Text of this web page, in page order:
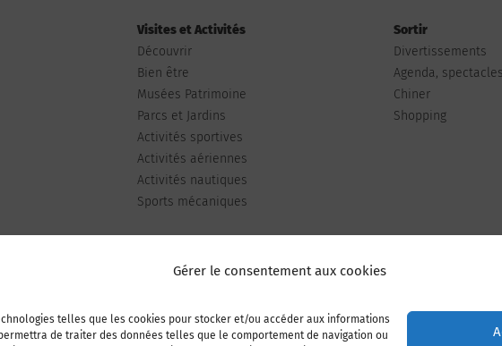
Gérer le consentement aux cookies
telles que les cookies pour stocker et/ou accéder aux informations
de traiter des données telles que le comportement de navigation ou
Visites et Activités
Découvrir
Bien être
Musées Patrimoine
Parcs et Jardins
Activités sportives
Activités aériennes
Activités nautiques
Sports mécaniques
Sortir
Divertissements
Agenda,
Chiner
Shopping
nous Publiez votre annonce Adhérer à l’association